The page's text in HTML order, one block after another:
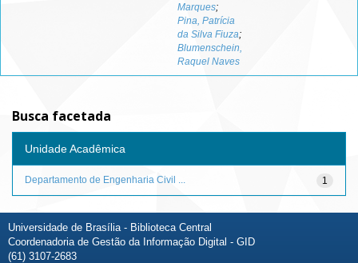
Marques;
Pina, Patrícia
da Silva Fiuza;
Blumenschein,
Raquel Naves
Busca facetada
Unidade Acadêmica
1
Departamento de Engenharia Civil ...
Universidade de Brasília - Biblioteca Central
Coordenadoria de Gestão da Informação Digital - GID
(61) 3107-2683